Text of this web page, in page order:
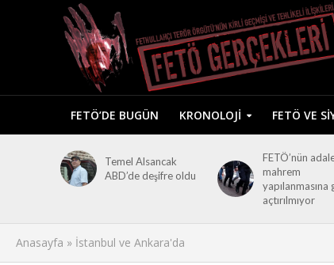
FETÖ’DE BUGÜN KRONOLOJI FETÖ VE
Temel Alsancak
ABD’de deşifre oldu
FETÖ’nün
mahrem
yapılanmasına
açtırılmıyor
Anasayfa » İstanbul ve Ankara'da